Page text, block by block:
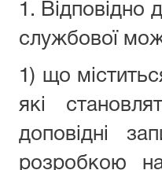
1. Відповідно
службової
1) що
які
доповідні
розробкою